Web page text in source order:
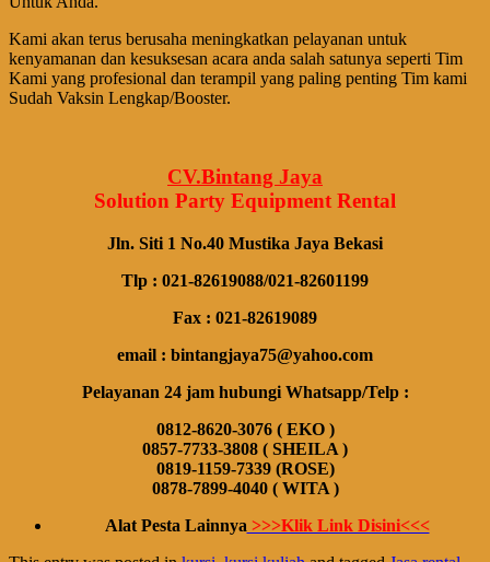
Kami akan terus berusaha meningkatkan pelayanan untuk
kenyamanan dan kesuksesan acara anda salah satunya seperti Tim
Kami yang profesional dan terampil yang paling penting Tim kami
Sudah Vaksin Lengkap/Booster.
CV.Bintang Jaya
Solution Party Equipment Rental
Jln. Siti 1 No.40 Mustika Jaya Bekasi
Tlp : 021-82619088/021-82601199
Fax : 021-82619089
email : bintangjaya75@yahoo.com
Pelayanan 24 jam hubungi Whatsapp/Telp :
0812-8620-3076 ( EKO )
0857-7733-3808 ( SHEILA )
0819-1159-7339 (ROSE)
0878-7899-4040 ( WITA )
Alat Pesta Lainnya >>>Klik Link Disini<<<